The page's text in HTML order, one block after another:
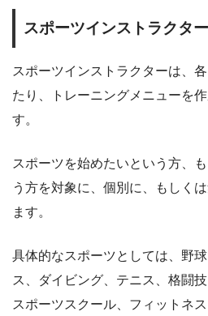
スポーツインストラクタ
スポーツインストラクターは、
たり、トレーニングメニューを
す。
スポーツを始めたいという方、
う方を対象に、個別に、もしく
ます。
具体的なスポーツとしては、野
ス、ダイビング、テニス、格闘
スポーツスクール、フィットネ